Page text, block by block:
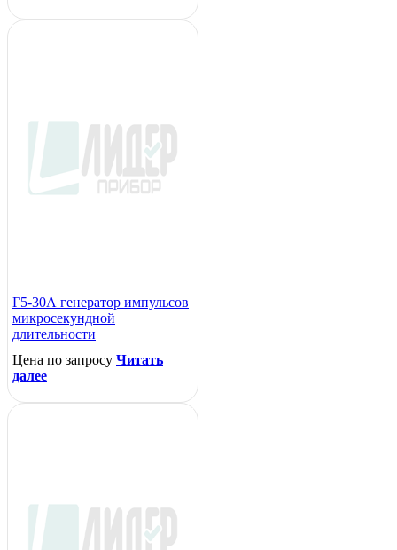
Г5-30А генератор импульсов
микросекундной
длительности
Цена по запросу Читать
далее